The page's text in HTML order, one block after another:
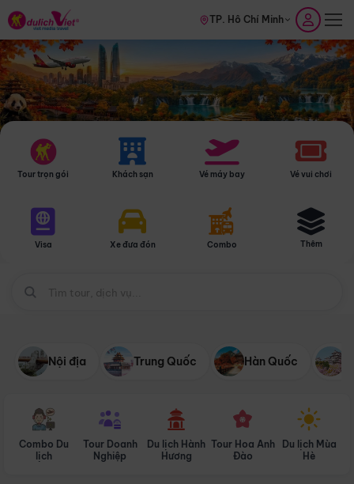
TP. Hồ Chí Minh
Tour trọn gói Khách sạn Vé máy bay Vé vui chơi
Visa Xe đưa đón Combo Thêm
Nội địa Trung Quốc Hàn Quốc
Combo Du
lịch
Tour Doanh
Nghiệp
Du lịch Hành
Hương
Tour Hoa Anh
Đào
Du lịch Mùa
Hè